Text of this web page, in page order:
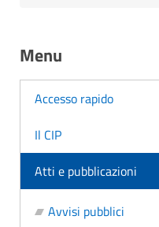
Menu
Accesso rapido
Il CIP
Atti e pubblicazioni
Avvisi pubblici